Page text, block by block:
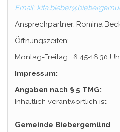
Email:
Ansprechpartner: Romina
Öffnungszeiten:
Montag-Freitag : 6:45-16:30
Impressum:
Angaben nach § 5 TMG:
Inhaltlich verantwortlich ist:
Gemeinde Biebergemünd